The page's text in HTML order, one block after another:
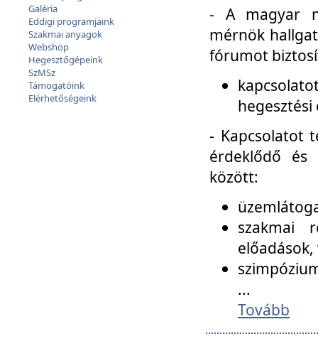
Galéria
Eddigi programjaink
Szakmai anyagok
Webshop
Hegesztőgépeink
SzMSz
Támogatóink
Elérhetőségeink
- A magyar
mérnök
fórumot
- Kapcsolatot
érdeklődő és
között:
szakmai
...
Tovább